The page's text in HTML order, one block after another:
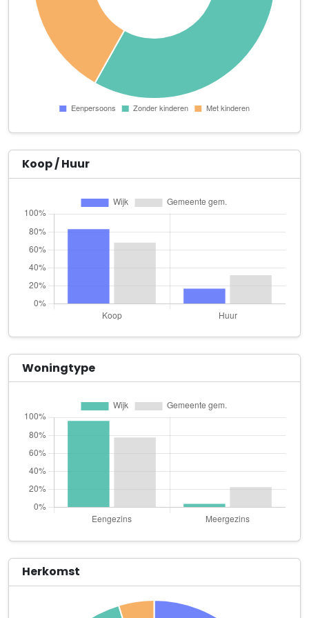
Zoeken Vinden Kopen B.V.
Zandbreeweg 10 a BE2
Business Service Centre
Zandbreeweg 12 a BE7
DP Beheer B.V.
Bentheimergraven 5
Robbertol Holding B.V.
Engelwortel 36
Rugby Reuvers
TICON Change Management B.V.
Weerselosestraat 9
Vishandel A.J. Ziegerink V.O.F.
Arena Woodworks
Thorbeckestraat 84 e
Barelds Zorg
Ereprijs 62
DC Assist
De Thorbecke B.V.
Essenlaan 17
KM Klussenbedrijf
Koop / Huur
Woningtype
Herkomst